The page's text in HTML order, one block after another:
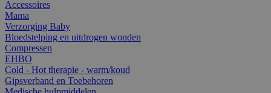
Accessoires
Mama
Verzorging Baby
Bloedstelping en uitdrogen wonden
Compressen
EHBO
Cold - Hot therapie - warm/koud
Gipsverband en Toebehoren